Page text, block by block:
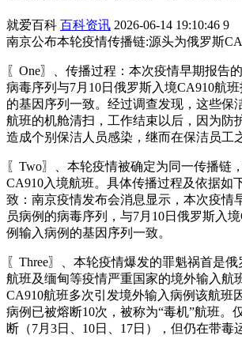
就爱百科 百科资讯 2026-06-14 19:10:46 9
南京公布本轮疫情传播链:源头为俄罗斯
〖One〗、传播过程：本次疫情早期报告
病毒序列与7月10日俄罗斯入境CA910航
的基因序列一致。经过调查发现，这些保
航班的机舱清扫，工作结束以后，因为防
造成个别保洁人员感染，继而在保洁员工
〖Two〗、本轮疫情被确定为同一传播链
CA910入境航班。具体传播过程及依据如
致：南京疫情发布会消息显示，本次疫情
员病例的病毒序列，与7月10日俄罗斯入
例输入病例的基因序列一致。
〖Three〗、本轮疫情爆发的罪魁祸首是俄
航班及缅甸等疫情严重国家的境外输入航
CA910航班多次引发境外输入病例该航班
病例已被熔断10次，被称为“毒机”航班。
断（7月3日、10日、17日），但仍在带毒